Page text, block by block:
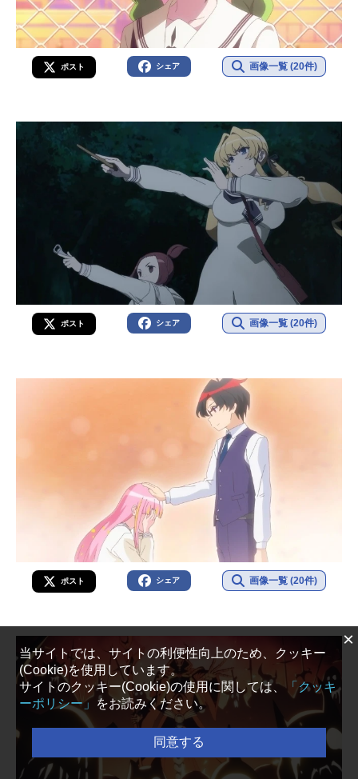
ポスト シェア 画像一覧 (20件)
ポスト シェア 画像一覧 (20件)
ポスト シェア 画像一覧 (20件)
×
当サイトでは、サイトの利便性向上のため、クッキー
(Cookie)を使用しています。
サイトのクッキー(Cookie)の使用に関しては、「クッキ
ーポリシー」
をお読みください。
同意する